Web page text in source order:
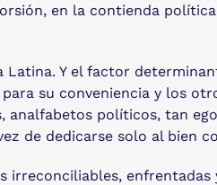
en la contienda
Latina. Y el factor
su conveniencia y los
políticos, tan
de dedicarse solo al bien
irreconciliables, enfrentadas